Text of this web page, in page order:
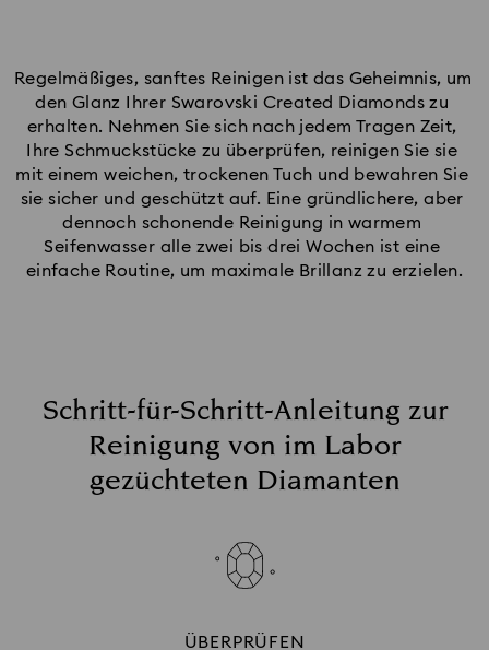
Regelmäßiges, sanftes Reinigen ist das Geheimnis, um
den Glanz Ihrer Swarovski Created Diamonds zu
erhalten. Nehmen Sie sich nach jedem Tragen Zeit,
Ihre Schmuckstücke zu überprüfen, reinigen Sie sie
mit einem weichen, trockenen Tuch und bewahren Sie
sie sicher und geschützt auf. Eine gründlichere, aber
dennoch schonende Reinigung in warmem
Seifenwasser alle zwei bis drei Wochen ist eine
einfache Routine, um maximale Brillanz zu erzielen.
Schritt-für-Schritt-Anleitung zur
Reinigung von im Labor
gezüchteten Diamanten
ÜBERPRÜFEN